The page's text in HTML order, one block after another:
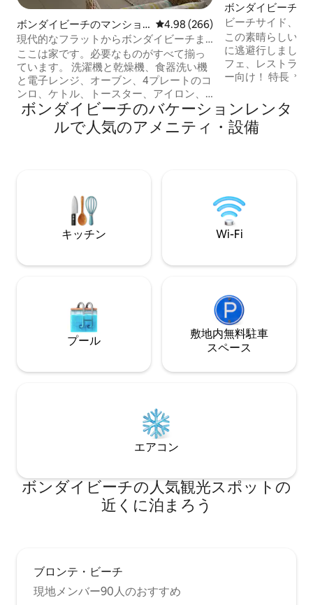
ボンダイビーチのマンショ
ン・アパート
レビュー266件、5つ星中4.98つ
4.98 (266)
現代的なフラットからボンダイビーチま
で散策
ここは家です。必要なものがすべて揃っ
ています。 洗濯機と乾燥機、食器洗い機
と電子レンジ、オーブン、4プレートのコ
ンロ、ケトル、トースター、アイロン、
ネスプレッソマシンを備えた設備の整っ
たランドリールーム。 このユニットには
素晴らしい屋外エリアと素晴らしい屋上
態が発生した場合は対応いたします。 こ
のアパートはボンダイビーチから300メー
トルです。 徒歩で行けないほど遠い場所
はありません。 素晴らしいコーヒーショ
ゃれなお店があります。 300メートル以
を手配できます。
ボンダイビーチの
ン・アパート
ビーチサイド、
2台分の駐車場、
この素晴らしいビ
に逃避行しましょう！ ビーチ、
フェ、レストランまで
ー向け！ 特長 ＊寝室3部屋、バスルーム
ジ駐車場 ＊ビーチ、最高のカフェ、レス
トランまで徒歩3
遊び場、静かな
CBDまで20分 パーティー、集会、イベン
ト、喫煙は禁止
ボンダイビーチのバケーションレンタ
ルで人気のアメニティ・設備
キッチン Wi-Fi
プール
敷地内無料駐⁠車
ス⁠ペ⁠ー⁠ス
エアコン
ボンダイビーチの人気観光スポットの
近くに泊まろう
ブロンテ・ビーチ
現地メンバー90人のおすすめ